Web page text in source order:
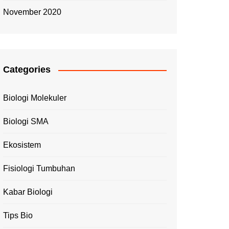
November 2020
Categories
Biologi Molekuler
Biologi SMA
Ekosistem
Fisiologi Tumbuhan
Kabar Biologi
Tips Bio